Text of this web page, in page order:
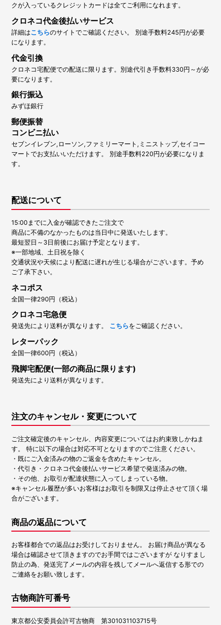
クが入っているクレジットカードは全てご利用になれます。
クロネコ代金後払いサービス
詳細はこちらのサイトでご確認ください。 別途手数料245円が必要
になります。
代金引換
クロネコ宅配便での配送に限ります。別途代引き手数料330円～が必
要になります。
銀行振込
みずほ銀行
郵便振替
コンビニ払い
セブンイレブン,ローソン,ファミリーマート,ミニストップ,セイコー
マートでお支払いいただけます。 別途手数料220円が必要になりま
す。
配送について
15:00までに入金が確認できたご注文で
商品に不備のなかったものは当日中に発送いたします。
最短翌日～3日前後にお届け予定となります。
※一部地域、土日祝を除く
交通状況や天候により配送に遅れが生じる場合がございます。予め
ご了承下さい。
ネコポス
全国一律290円（税込）
クロネコ宅急便
発送先により送料が異なります。 こちらをご確認ください。
レターパック
全国一律600円（税込）
飛脚宅配便(一部の商品に限ります)
発送先により送料が異なります。
注文のキャンセル・変更について
ご注文確定後のキャンセル、内容変更についてはお約束致しかねま
す。 特に以下の場合は対応不可となりますのでご注意ください。
・既にご入金済みの物のご返金を含めたキャンセル。
・代引き・クロネコ代金後払いサービス希望で発送済みの物。
・その他、お取引が配達状態に入ってしまっている物。
※キャンセル履歴が多いお客様はお取引を制限又は停止させて頂く場
合がございます。
商品の返品について
お客様都合での返品はお受けしておりません。 お届け商品が異なる
場合は確認させて頂きますのでお手間ではございますが なりすまし
防止の為、発送完了メールの内容を残してメールへ返信する形での
ご連絡をお願い致します。
古物商許可番号
東京都公安委員会許可古物商 第301031103715号